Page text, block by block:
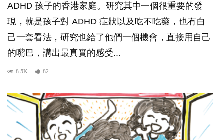
ADHD 孩子的香港家庭。研究其中一個很重要的發
現，就是孩子對 ADHD 症狀以及吃不吃藥，也有自
己一套看法，研究也給了他們一個機會，直接用自己
的嘴巴，講出最真實的感受...
8.5K 82